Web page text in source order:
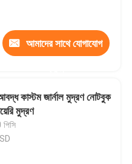
আমাদের সাথে যোগাযোগ
কাস্টম জার্নাল মুদ্রণ নোটবুক
মুদ্রণ